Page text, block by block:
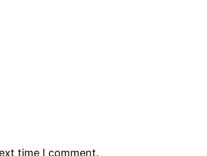
time I comment.